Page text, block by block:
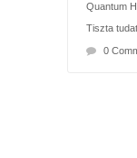
Quantum
Tiszta tudat
0